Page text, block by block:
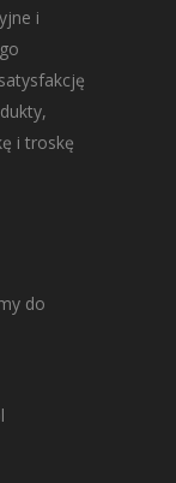
i
i troskę
do